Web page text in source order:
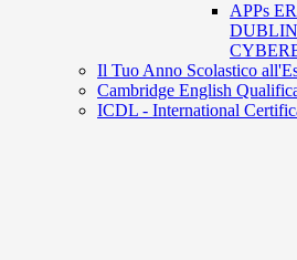
APPs
Il Tuo Anno Scolastico
Cambridge English
ICDL - International